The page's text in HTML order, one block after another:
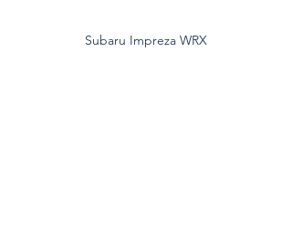
Subaru Impreza WRX